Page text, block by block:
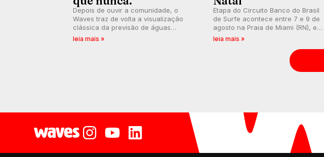
Depois de ouvir a comunidade, o
Waves traz de volta a visualização
clássica da previsão de águas
rasas, agora integrada à nova
leia mais »
Etapa do Circuito Banco do Brasil
de Surfe acontece entre 7 e 9 de
agosto na Praia de Miami (RN), em
disputas válidas pelo Qualifying
por vagas no Challenger Series.
leia mais »